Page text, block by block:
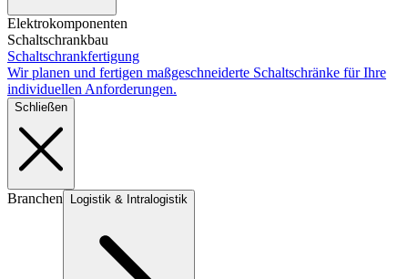
Elektrokomponenten
Schaltschrankbau
Schaltschrankfertigung
Wir planen und fertigen maßgeschneiderte Schaltschränke für Ihre
individuellen Anforderungen.
Schließen
Branchen Logistik & Intralogistik